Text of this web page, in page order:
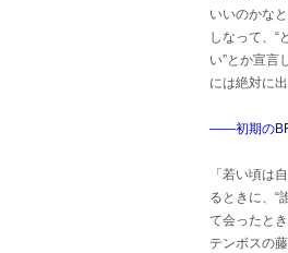
いいのかな
しなって、“
い”とか宣言
には絶対に
――初期の
「若い頃は
るときに、“
て会ったと
テンボスの